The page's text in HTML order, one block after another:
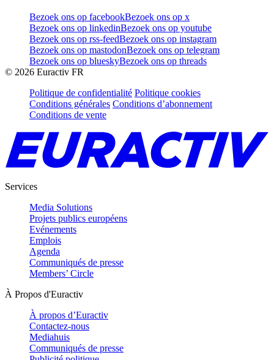
Bezoek ons op facebookBezoek ons op x
Bezoek ons op linkedinBezoek ons op youtube
Bezoek ons op rss-feedBezoek ons op instagram
Bezoek ons op mastodonBezoek ons op telegram
Bezoek ons op blueskyBezoek ons op threads
© 2026 Euractiv FR
Politique de confidentialité Politique cookies
Conditions générales Conditions d’abonnement
Conditions de vente
Services
Media Solutions
Projets publics européens
Evénements
Emplois
Agenda
Communiqués de presse
Members’ Circle
À Propos d'Euractiv
À propos d’Euractiv
Contactez-nous
Mediahuis
Communiqués de presse